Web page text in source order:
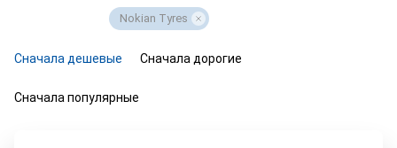
Nokian Tyres
Сначала дешевые Сначала дорогие
Сначала популярные